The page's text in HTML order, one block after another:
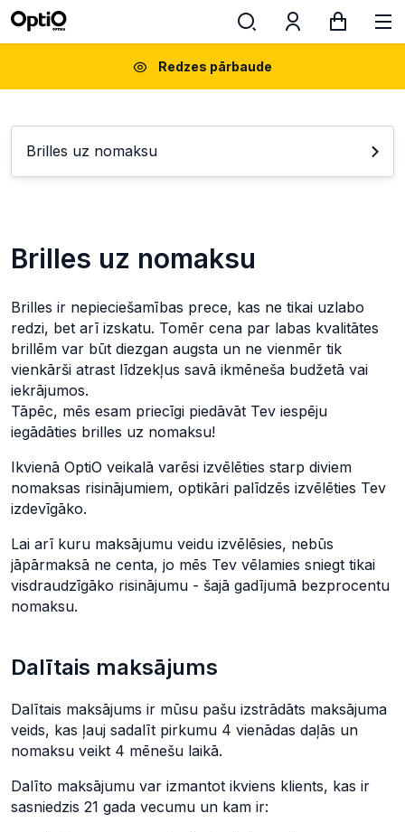
Redzes pārbaude
Brilles uz nomaksu
Brilles uz nomaksu
Brilles ir nepieciešamības prece, kas ne tikai uzlabo
redzi, bet arī izskatu. Tomēr cena par labas kvalitātes
brillēm var būt diezgan augsta un ne vienmēr tik
vienkārši atrast līdzekļus savā ikmēneša budžetā vai
iekrājumos.
Tāpēc, mēs esam priecīgi piedāvāt Tev iespēju
iegādāties brilles uz nomaksu!
Ikvienā OptiO veikalā varēsi izvēlēties starp diviem
nomaksas risinājumiem, optikāri palīdzēs izvēlēties Tev
izdevīgāko.
Lai arī kuru maksājumu veidu izvēlēsies, nebūs
jāpārmaksā ne centa, jo mēs Tev vēlamies sniegt tikai
visdraudzīgāko risinājumu - šajā gadījumā bezprocentu
nomaksu.
Dalītais maksājums
Dalītais maksājums ir mūsu pašu izstrādāts maksājuma
veids, kas ļauj sadalīt pirkumu 4 vienādas daļās un
nomaksu veikt 4 mēnešu laikā.
Dalīto maksājumu var izmantot ikviens klients, kas ir
sasniedzis 21 gada vecumu un kam ir: